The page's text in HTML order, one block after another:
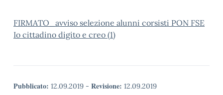
FIRMATO_avviso selezione alunni corsisti PON FSE
Io cittadino digito e creo (1)
Pubblicato: 12.09.2019 - Revisione: 12.09.2019